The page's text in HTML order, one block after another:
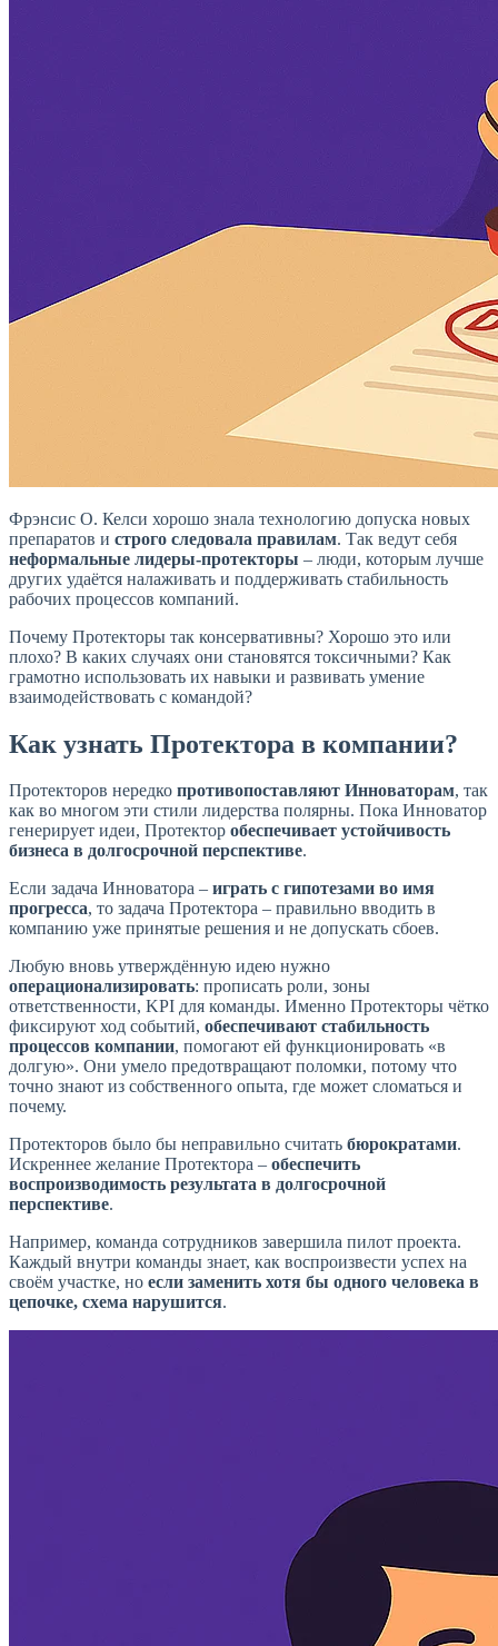
Фрэнсис О. Келси хорошо знала технологию допуска новых
препаратов и строго следовала правилам. Так ведут себя
неформальные лидеры-протекторы – люди, которым лучше
других удаётся налаживать и поддерживать стабильность
рабочих процессов компаний.
Почему Протекторы так консервативны? Хорошо это или
плохо? В каких случаях они становятся токсичными? Как
грамотно использовать их навыки и развивать умение
взаимодействовать с командой?
Как узнать Протектора в компании?
Протекторов нередко противопоставляют Инноваторам, так
как во многом эти стили лидерства полярны. Пока Инноватор
генерирует идеи, Протектор обеспечивает устойчивость
бизнеса в долгосрочной перспективе.
Если задача Инноватора – играть с гипотезами во имя
прогресса, то задача Протектора – правильно вводить в
компанию уже принятые решения и не допускать сбоев.
Любую вновь утверждённую идею нужно
операционализировать: прописать роли, зоны
ответственности, KPI для команды. Именно Протекторы чётко
фиксируют ход событий, обеспечивают стабильность
процессов компании, помогают ей функционировать «в
долгую». Они умело предотвращают поломки, потому что
точно знают из собственного опыта, где может сломаться и
почему.
Протекторов было бы неправильно считать бюрократами.
Искреннее желание Протектора – обеспечить
воспроизводимость результата в долгосрочной
перспективе.
Например, команда сотрудников завершила пилот проекта.
Каждый внутри команды знает, как воспроизвести успех на
своём участке, но если заменить хотя бы одного человека в
цепочке, схема нарушится.